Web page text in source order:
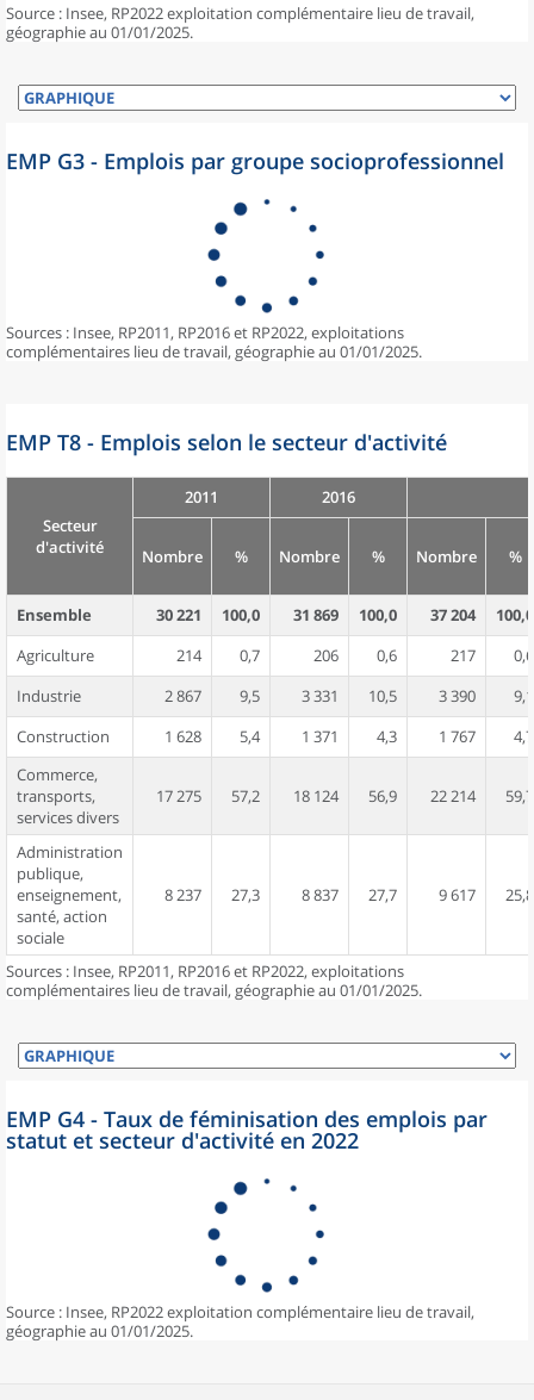
Source : Insee, RP2022 exploitation complémentaire lieu de travail,
géographie au 01/01/2025.
EMP G3 - Emplois par groupe socioprofessionnel
Sources : Insee, RP2011, RP2016 et RP2022, exploitations
complémentaires lieu de travail, géographie au 01/01/2025.
EMP T8 - Emplois selon le secteur d'activité
Secteur
d'activité
2011 2016
Nombre % Nombre % Nombre %
Ensemble 30 221 100,0 31 869 100,0 37 204
100,0
Agriculture
214 0,7 206 0,6 217
0,6
Industrie
2 867 9,5 3 331 10,5 3 390
9,1
Construction
1 628 5,4 1 371 4,3 1 767
4,7
Commerce,
transports,
services divers
17 275 57,2 18 124 56,9 22 214 59,7
Administration
publique,
enseignement,
santé, action
sociale
8 237 27,3 8 837 27,7 9 617 25,8
Sources : Insee, RP2011, RP2016 et RP2022, exploitations
complémentaires lieu de travail, géographie au 01/01/2025.
EMP G4 - Taux de féminisation des emplois par
statut et secteur d'activité en 2022
Source : Insee, RP2022 exploitation complémentaire lieu de travail,
géographie au 01/01/2025.